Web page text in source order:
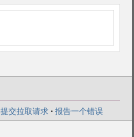
提交拉取请求 • 报告一个错误